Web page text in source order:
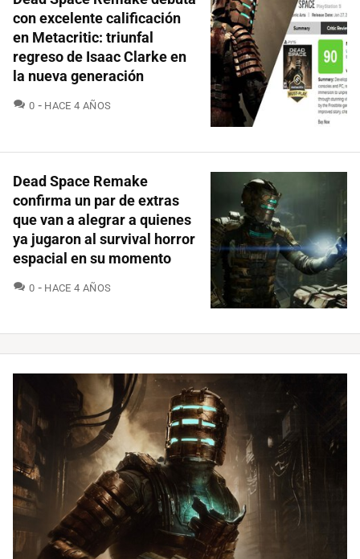
con excelente calificación
en Metacritic: triunfal
regreso de Isaac Clarke en
la nueva generación
0 COMENTARIOS
HACE 4 AÑOS
Dead Space Remake
confirma un par de extras
que van a alegrar a quienes
ya jugaron al survival horror
espacial en su momento
0 COMENTARIOS
HACE 4 AÑOS